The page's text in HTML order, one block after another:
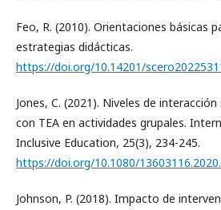
Feo, R. (2010). Orientaciones básicas
estrategias didácticas.
https://doi.org/10.14201/
Jones, C. (2021). Niveles de
con TEA en actividades grupales.
Inclusive Education, 25(3), 234-245.
https://doi.org/10.1080/
Johnson, P. (2018). Impacto de